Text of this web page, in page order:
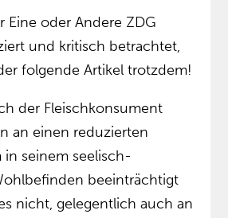
Eine oder Andere ZDG
und kritisch betrachtet,
folgende Artikel trotzdem!
der Fleischkonsument
an einen reduzierten
in seinem seelisch-
beeinträchtigt
nicht, gelegentlich auch an